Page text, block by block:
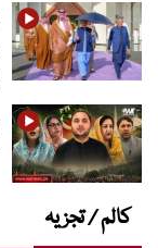
کالم / تجزیہ